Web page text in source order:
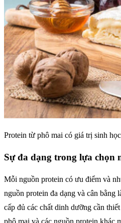
Protein từ phô mai có giá trị sinh
Sự đa dạng trong lựa chọn
Mỗi nguồn protein có ưu điểm và
nguồn protein đa dạng và cân bằng
cấp đủ các chất dinh dưỡng cần
phô mai và các nguồn protein khác